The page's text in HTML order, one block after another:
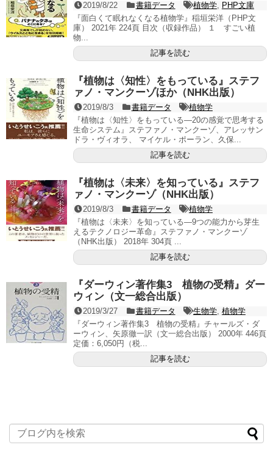
2019/8/22 書籍データ 植物学, PHP文庫
『面白くて眠れなくなる植物学』稲垣栄洋（PHP文
庫） 2021年 224頁 目次（収録作品） １ すごい植
物...
記事を読む
『植物は〈知性〉をもっている』ステフ
ァノ・マンクーゾほか（NHK出版）
2019/8/3 書籍データ
植物学
『植物は〈知性〉をもっている―20の感覚で思考する
生命システム』ステファノ・マンクーゾ、アレッサン
ドラ・ヴィオラ、 マイケル・ポーラン、久保...
記事を読む
『植物は〈未来〉を知っている』ステフ
ァノ・マンクーゾ（NHK出版）
2019/8/3 書籍データ
植物学
『植物は〈未来〉を知っている―9つの能力から芽生
えるテクノロジー革命』ステファノ・マンクーゾ
（NHK出版） 2018年 304頁 ...
記事を読む
『ダーウィン著作集3 植物の受精』ダー
ウィン（文一総合出版）
2019/3/27 書籍データ 生物学, 植物学
『ダーウィン著作集3 植物の受精』チャールズ・ダ
ーウィン、矢原徹一訳（文一総合出版） 2000年 446頁
定価：6,050円（税...
記事を読む